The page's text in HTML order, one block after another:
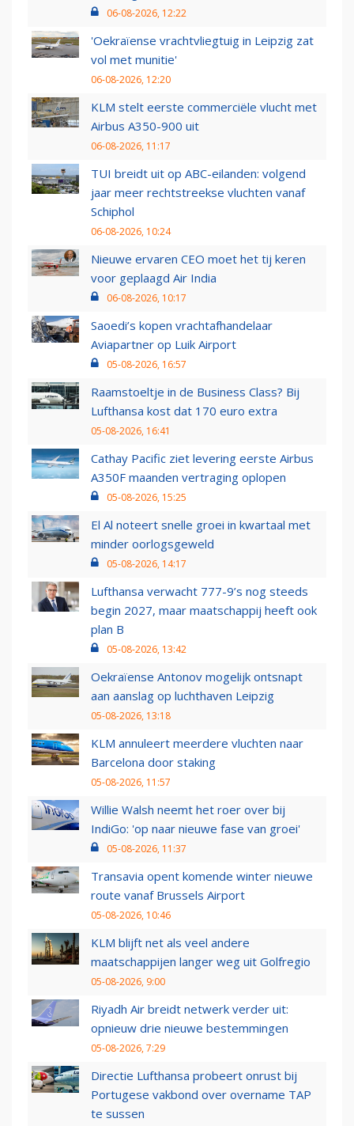
06-08-2026, 12:22
'Oekraïense vrachtvliegtuig in Leipzig zat
vol met munitie'
06-08-2026, 12:20
KLM stelt eerste commerciële vlucht met
Airbus A350-900 uit
06-08-2026, 11:17
TUI breidt uit op ABC-eilanden: volgend
jaar meer rechtstreekse vluchten vanaf
Schiphol
06-08-2026, 10:24
Nieuwe ervaren CEO moet het tij keren
voor geplaagd Air India
06-08-2026, 10:17
Saoedi’s kopen vrachtafhandelaar
Aviapartner op Luik Airport
05-08-2026, 16:57
Raamstoeltje in de Business Class? Bij
Lufthansa kost dat 170 euro extra
05-08-2026, 16:41
Cathay Pacific ziet levering eerste Airbus
A350F maanden vertraging oplopen
05-08-2026, 15:25
El Al noteert snelle groei in kwartaal met
minder oorlogsgeweld
05-08-2026, 14:17
Lufthansa verwacht 777-9’s nog steeds
begin 2027, maar maatschappij heeft ook
plan B
05-08-2026, 13:42
Oekraïense Antonov mogelijk ontsnapt
aan aanslag op luchthaven Leipzig
05-08-2026, 13:18
KLM annuleert meerdere vluchten naar
Barcelona door staking
05-08-2026, 11:57
Willie Walsh neemt het roer over bij
IndiGo: 'op naar nieuwe fase van groei'
05-08-2026, 11:37
Transavia opent komende winter nieuwe
route vanaf Brussels Airport
05-08-2026, 10:46
KLM blijft net als veel andere
maatschappijen langer weg uit Golfregio
05-08-2026, 9:00
Riyadh Air breidt netwerk verder uit:
opnieuw drie nieuwe bestemmingen
05-08-2026, 7:29
Directie Lufthansa probeert onrust bij
Portugese vakbond over overname TAP
te sussen